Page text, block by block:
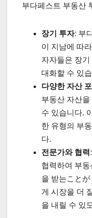
부다페스트 부동산
장기 투자: 부
이 지남에 따
자자들은 장
대화할 수 있
다양한 자산
부동산 자산
수 있습니다.
한 유형의 부
다.
전문가와 협력
협력하여 부
을 받는ことが
게 시장을 더
을 내릴 수 있